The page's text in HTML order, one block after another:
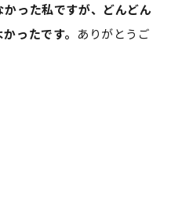
った私ですが、どんどん
ったです。 ありがとうご